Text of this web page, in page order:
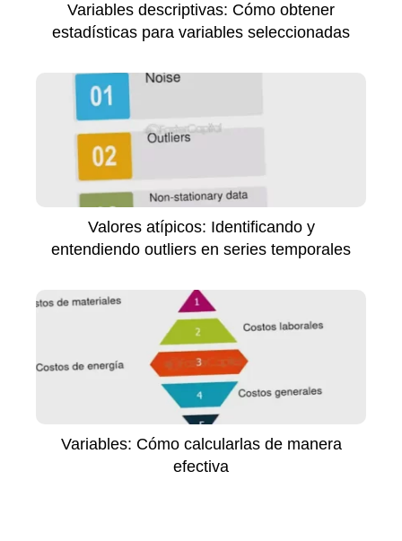
Variables descriptivas: Cómo obtener
estadísticas para variables seleccionadas
Valores atípicos: Identificando y
entendiendo outliers en series temporales
Variables: Cómo calcularlas de manera
efectiva